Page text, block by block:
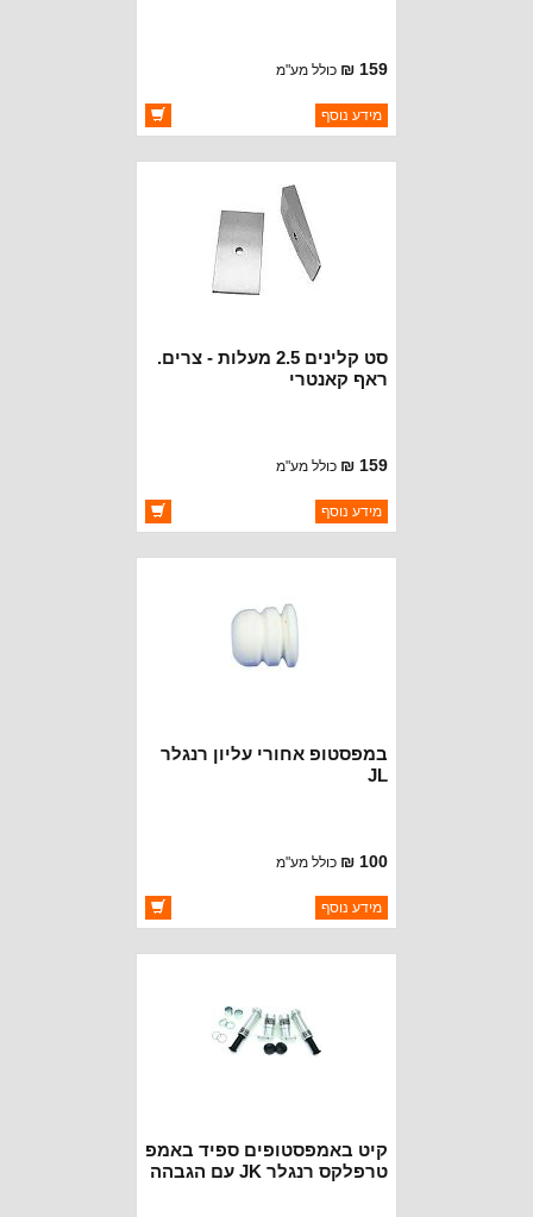
159 ₪ כולל מע"מ
ברקוד: 7052
יצרן:ROUGH COUNTRY
מידע נוסף
סט קלינים 2.5 מעלות - צרים.
ראף קאנטרי
159 ₪ כולל מע"מ
ברקוד: 7050
יצרן:ROUGH COUNTRY
מידע נוסף
במפסטופ אחורי עליון רנגלר
JL
100 ₪ כולל מע"מ
ברקוד: 68251636AA
יצרן:OAKMAN OFFROAD
מידע נוסף
קיט באמפסטופים ספיד באמפ
טרפלקס רנגלר JK עם הגבהה